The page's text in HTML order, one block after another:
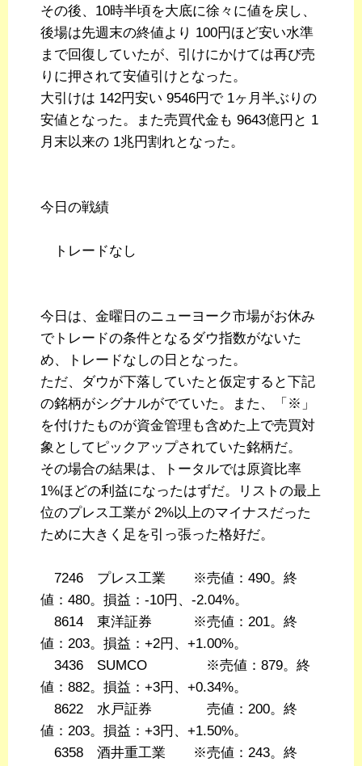
その後、10時半頃を大底に徐々に値を戻し、
後場は先週末の終値より 100円ほど安い水準
まで回復していたが、引けにかけては再び売
りに押されて安値引けとなった。
大引けは 142円安い 9546円で 1ヶ月半ぶりの
安値となった。また売買代金も 9643億円と 1
月末以来の 1兆円割れとなった。
今日の戦績
トレードなし
今日は、金曜日のニューヨーク市場がお休み
でトレードの条件となるダウ指数がないた
め、トレードなしの日となった。
ただ、ダウが下落していたと仮定すると下記
の銘柄がシグナルがでていた。また、「※」
を付けたものが資金管理も含めた上で売買対
象としてピックアップされていた銘柄だ。
その場合の結果は、トータルでは原資比率
1%ほどの利益になったはずだ。リストの最上
位のプレス工業が 2%以上のマイナスだった
ために大きく足を引っ張った格好だ。
7246 プレス工業 ※売値：490。終
値：480。損益：-10円、-2.04%。
8614 東洋証券 ※売値：201。終
値：203。損益：+2円、+1.00%。
3436 SUMCO ※売値：879。終
値：882。損益：+3円、+0.34%。
8622 水戸証券 売値：200。終
値：203。損益：+3円、+1.50%。
6358 酒井重工業 ※売値：243。終